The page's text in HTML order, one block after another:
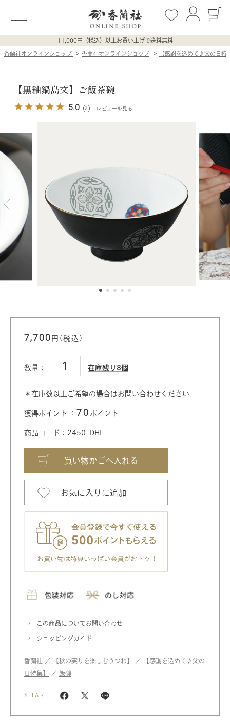
11,000円（税込）以上お買い上げで送料無料
香蘭社オンラインショップ 香蘭社オンラインショップ 【感謝を込めて♪父の日特
【黒釉鍋島文】ご飯茶碗
5.0 (2) レビューを見る
7,700 円(税込)
数量： 在庫残り8個
＊在庫数以上ご希望の場合はお問い合わせください
獲得ポイント ： 70 ポイント
商品コード：2450-DHL
お気に入りに追加
この商品についてお問い合わせ
ショッピングガイド
香蘭社 ／ 【秋の実りを楽しむうつわ】 ／
【感謝を込めて♪父の
日特集】
／ 飯碗
SHARE